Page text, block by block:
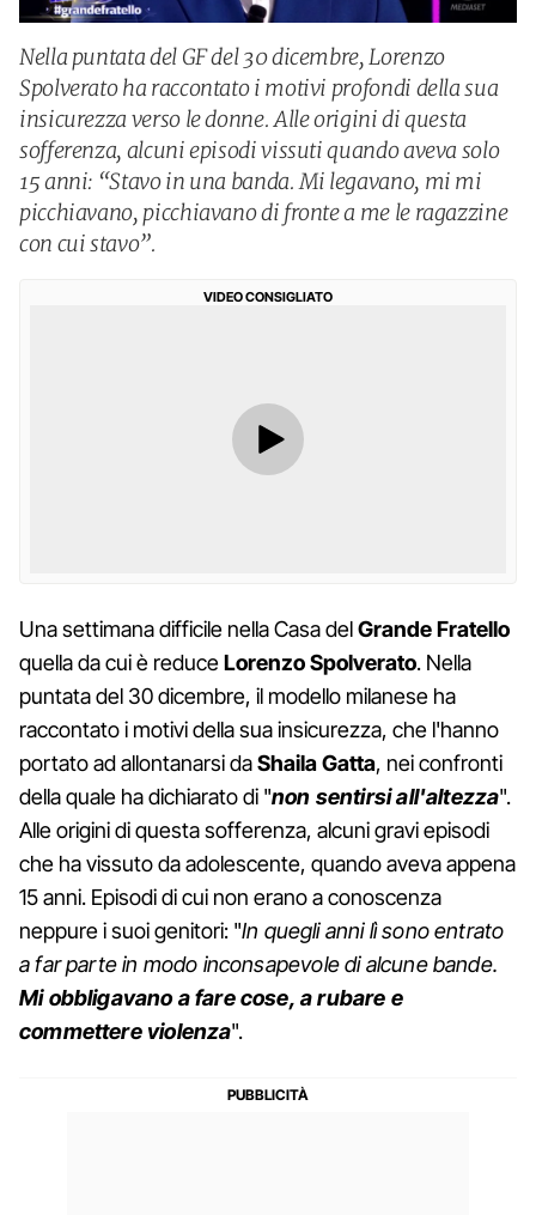
Nella puntata del GF del 30 dicembre, Lorenzo
Spolverato ha raccontato i motivi profondi della sua
insicurezza verso le donne. Alle origini di questa
sofferenza, alcuni episodi vissuti quando aveva solo
15 anni: “Stavo in una banda. Mi legavano, mi mi
picchiavano, picchiavano di fronte a me le ragazzine
con cui stavo”.
VIDEO CONSIGLIATO
Una settimana difficile nella Casa delGrande Fratello
quella da cui è reduceLorenzo Spolverato. Nella
puntata del 30 dicembre, il modello milanese ha
raccontato i motivi della sua insicurezza, che l'hanno
portato ad allontanarsi daShaila Gatta, nei confronti
della quale ha dichiarato di "non sentirsi all'altezza".
Alle origini di questa sofferenza, alcuni gravi episodi
che ha vissuto da adolescente, quando aveva appena
15 anni. Episodi di cui non erano a conoscenza
neppure i suoi genitori: "In quegli anni lì sono entrato
a far parte in modo inconsapevole di alcune bande.
Mi obbligavano a fare cose, a rubare e
commettere violenza".